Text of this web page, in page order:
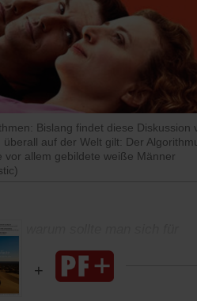
Bislang findet diese Diskussion
auf der Welt gilt: Der
vor allem gebildete weiße Männer
warum sollte man sich für